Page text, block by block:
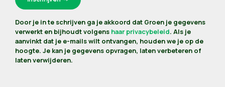
Door je in te schrijven ga je akkoord dat Groen je gegevens
verwerkt en bijhoudt volgens haar privacybeleid. Als je
aanvinkt dat je e-mails wilt ontvangen, houden we je op de
hoogte. Je kan je gegevens opvragen, laten verbeteren of
laten verwijderen.